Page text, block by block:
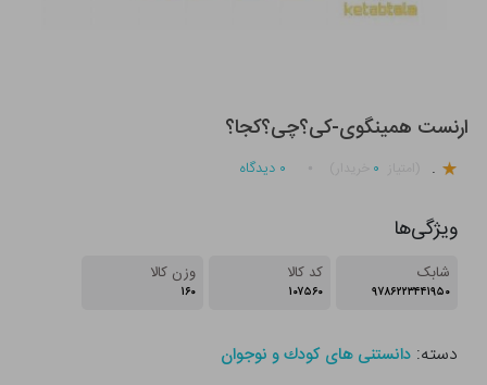
ارنست همینگوی-کی؟چی؟کجا؟
. ۰ ۰ دیدگاه
ویژگی‌ها
شابک
۹۷۸۶۲۲۳۴۴۱۹۵۰
کد کالا
۱۰۷۵۶۰
وزن کالا
۱۶۰
دسته:دانستنی های كودك و نوجوان